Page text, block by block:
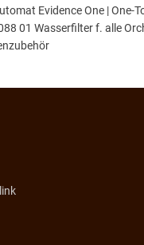
Evidence One | One-
01 Wasserfilter f. alle